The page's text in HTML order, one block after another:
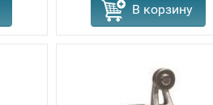
В корзину